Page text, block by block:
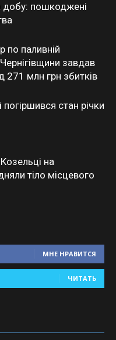
добу: пошкоджені
по паливній
завдав
271 млн грн збитків
погіршився стан річки
на
тіло місцевого
МНЕ НРАВИТСЯ
ЧИТАТЬ